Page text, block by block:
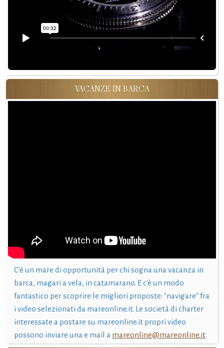
VACANZE IN BARCA
C'è un mare di opportunità per chi sogna una vacanza in
barca, magari a vela, in catamarano. E c'è un modo
fantastico per scoprire le migliori proposte: "navigare" fra
i video selezionati da mareonline.it. Le società di charter
interessate a postare su mareonline.it propri video
possono inviare una e mail a mareonline@mareonline.it